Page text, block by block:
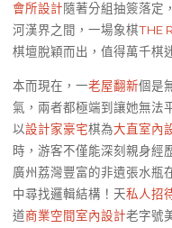
會所設計隨著分組抽簽落定
河漢界之間，一場象棋THE
棋壇脫穎而出，值得萬千棋
本而現在，一老屋翻新個是
氣，兩者都極端到讓她無法
以設計家豪宅棋為大直室內
時，游客不僅能深刻親身經
廣州荔灣豐富的非遺張水瓶
中尋找邏輯結構！天私人招
道商業空間室內設計老字號